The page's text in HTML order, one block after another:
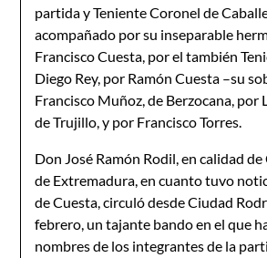
partida y Teniente Coronel de
acompañado por su inseparable
Francisco Cuesta, por el también
Diego Rey, por Ramón Cuesta –su
Francisco Muñoz, de Berzocana, por
de Trujillo, y por Francisco Torres.
Don José Ramón Rodil, en calidad
de Extremadura, en cuanto tuvo
de Cuesta, circuló desde Ciudad
febrero, un tajante bando en el que
nombres de los integrantes de la